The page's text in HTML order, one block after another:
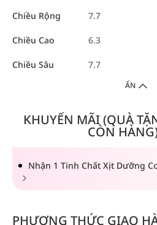
Chiều Rộng 7.7
Chiều Cao 6.3
Chiều Sâu 7.7
ẨN
KHUYẾN MÃI (QUÀ
CÒN
Nhận 1 Tinh Chất Xịt Dưỡng
PHƯƠNG THỨC GIAO